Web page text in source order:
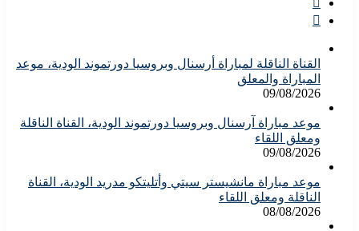
القناة الناقلة لمباراة أرسنال وبروسيا دورتموند الودية، موعد
المباراة والمعلق
09/08/2026
موعد مباراة آرسنال وبروسيا دورتموند الودية، القناة الناقلة
ومعلق اللقاء
09/08/2026
موعد مباراة مانشيستر سيتي وأتليتكو مدريد الودية، القناة
الناقلة ومعلق اللقاء
08/08/2026